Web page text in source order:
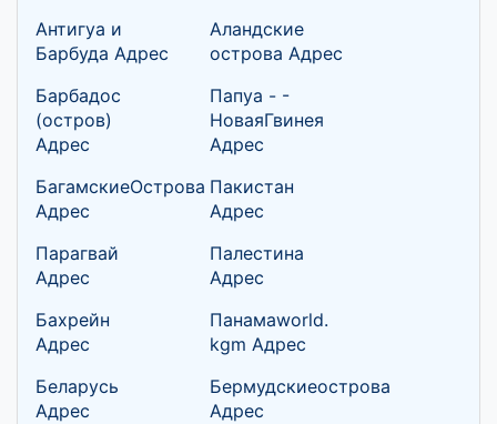
Антигуа и
Барбуда Адрес
Аландские
острова Адрес
Барбадос
(остров)
Адрес
Папуа - -
НоваяГвинея
Адрес
БагамскиеОстрова
Адрес
Пакистан
Адрес
Парагвай
Адрес
Палестина
Адрес
Бахрейн
Адрес
Панамаworld.
kgm Адрес
Беларусь
Адрес
Бермудскиеострова
Адрес